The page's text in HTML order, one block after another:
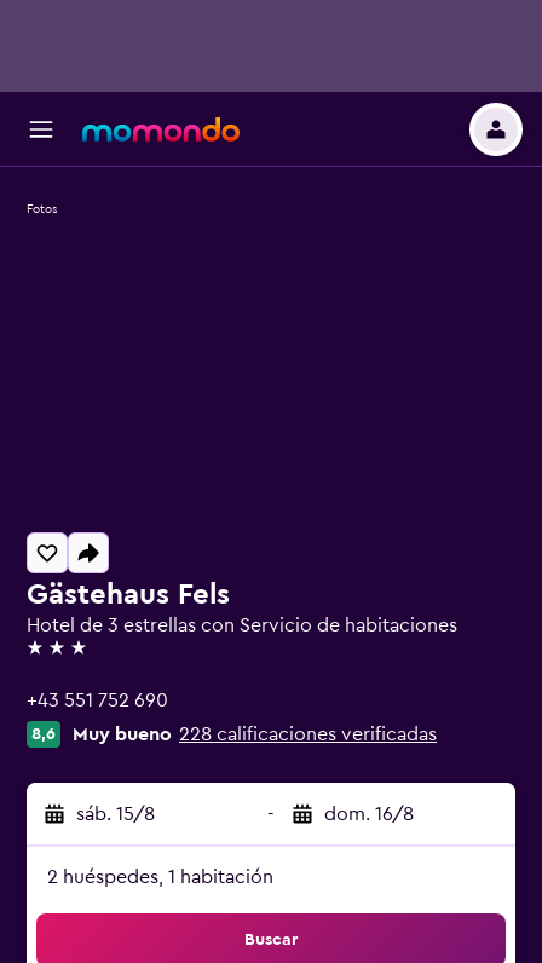
Gästehaus Fels
Hotel de 3 estrellas con Servicio de habitaciones
3 estrellas
+43 551 752 690
8,6 Muy bueno 228 calificaciones verificadas
sáb. 15/8 - dom. 16/8
2 huéspedes, 1 habitación
Buscar
Fotos